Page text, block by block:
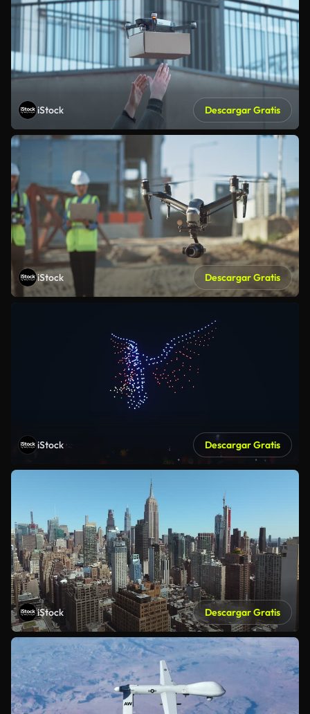
iStock Descargar Gratis
iStock Descargar Gratis
iStock Descargar Gratis
iStock Descargar Gratis